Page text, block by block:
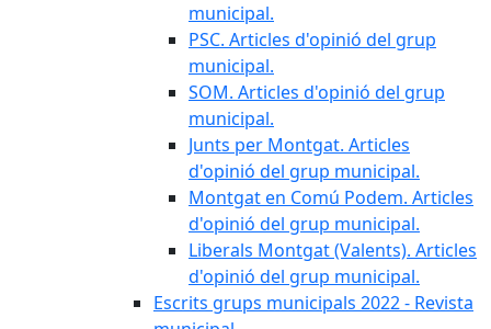
municipal.
PSC. Articles d'opinió del grup
municipal.
SOM. Articles d'opinió del grup
municipal.
Junts per Montgat. Articles
d'opinió del grup municipal.
Montgat en Comú Podem. Articles
d'opinió del grup municipal.
Liberals Montgat (Valents). Articles
d'opinió del grup municipal.
Escrits grups municipals 2022 - Revista